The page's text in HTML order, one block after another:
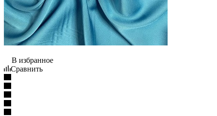
В избранное
Сравнить